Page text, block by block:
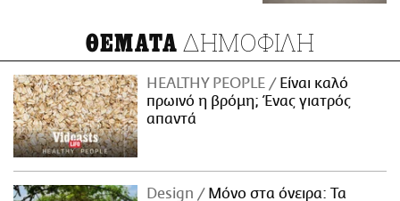
ΘΕΜΑΤΑ ΔΗΜΟΦΙΛΗ
HEALTHY PEOPLE
Είναι καλό
πρωινό η βρόμη; Ένας γιατρός
απαντά
Design
Μόνο στα όνειρα: Τα